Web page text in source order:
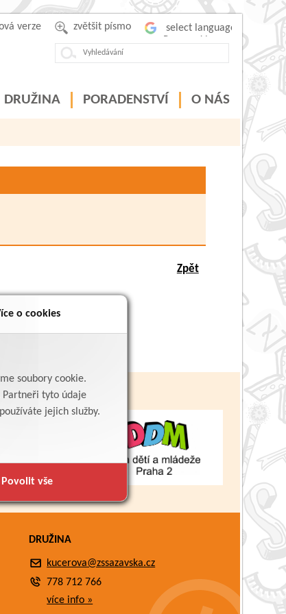
o cookies
soubory cookie.
Partneři tyto údaje
jejich služby.
Povolit vše
zvětšit písmo
verze
DRUŽINA PORADENSTVÍ O NÁS
Zpět
DRUŽINA
kucerova@zssazavska.cz
778 712 766
více info »